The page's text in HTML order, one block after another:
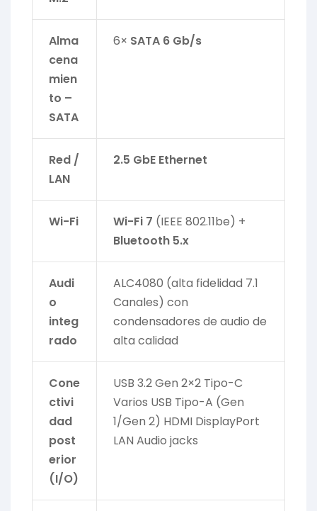
Alma
cena
mien
to –
SATA
6× SATA 6 Gb/s
Red /
LAN
2.5 GbE Ethernet
Wi-Fi Wi-Fi 7 (IEEE 802.11be) +
Bluetooth 5.x
Audi
o
integ
rado
ALC4080 (alta fidelidad 7.1
Canales) con
condensadores de audio de
alta calidad
Cone
ctivi
dad
post
erior
(I/O)
USB 3.2 Gen 2×2 Tipo-C
Varios USB Tipo-A (Gen
1/Gen 2) HDMI DisplayPort
LAN Audio jacks